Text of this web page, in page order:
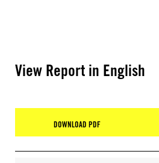
View Report in English
DOWNLOAD PDF